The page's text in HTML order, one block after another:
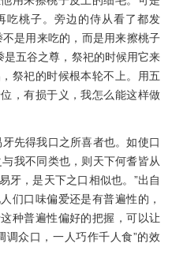
吃桃子。旁边的侍从看了都发
是用来吃的，而是用来擦桃子
是五谷之尊，祭祀的时候用它来
祭祀的时候根本轮不上。用五
，有损于义，我怎么能这样做
先得我口之所喜者也。如使口
我不同类也，则天下何耆皆从
牙，是天下之口相似也。”出自
们口味偏爱还是有普遍性的，
种普遍性偏好的把握，可以让
调众口，一人巧作千人食”的效